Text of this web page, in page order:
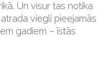
Un visur tas notika
viegli pieejamās
gadiem – īstās